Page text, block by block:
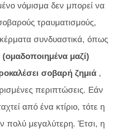
νόμισμα δεν μπορεί να
τραυματισμούς,
συνδυαστικά, όπως
μαζί)
σοβαρή ζημιά ,
περιπτώσεις. Εάν
από ένα κτίριο, τότε η
πολύ μεγαλύτερη. Έτσι, η